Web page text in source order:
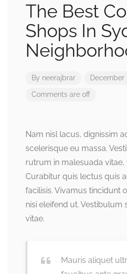
The Best
Shops In
By neerajbrar December
Comments are off
Nam nisl lacus, dignissim
scelerisque eu massa.
rutrum in malesuada
Curabitur quis lectus quis
facilisis. Vivamus tincidunt
nisi eleifend ut. Vestibulum
vitae.
Mauris aliquet